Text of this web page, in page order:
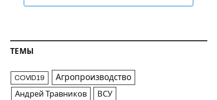
ТЕМЫ
COVID19 Агропроизводство
Андрей Травников ВСУ